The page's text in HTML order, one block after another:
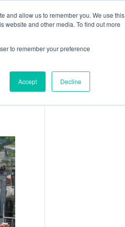
and allow us to remember you. We use this
website and other media. To find out more
to remember your preference
Accept Decline
CARRIÈRES ACTUALITÉS
Français